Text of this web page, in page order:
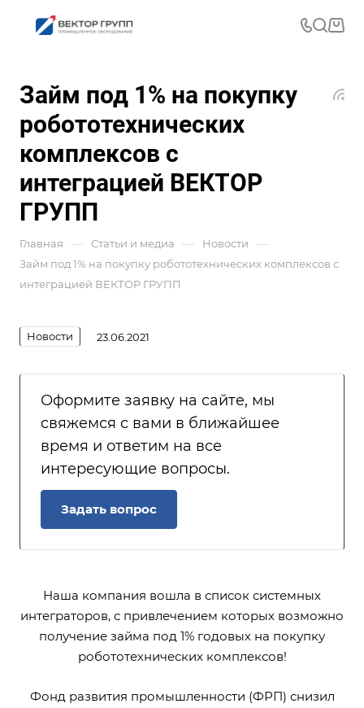
Займ под 1% на покупку
робототехнических
комплексов с
интеграцией ВЕКТОР
ГРУПП
Главная — Статьи и медиа — Новости —
Займ под 1% на покупку робототехнических комплексов с
интеграцией ВЕКТОР ГРУПП
Новости 23.06.2021
Оформите заявку на сайте, мы
свяжемся с вами в ближайшее
время и ответим на все
интересующие вопросы.
Задать вопрос
Наша компания вошла в список системных
интеграторов, с привлечением которых возможно
получение займа под 1% годовых на покупку
робототехнических комплексов!
Фонд развития промышленности (ФРП) снизил